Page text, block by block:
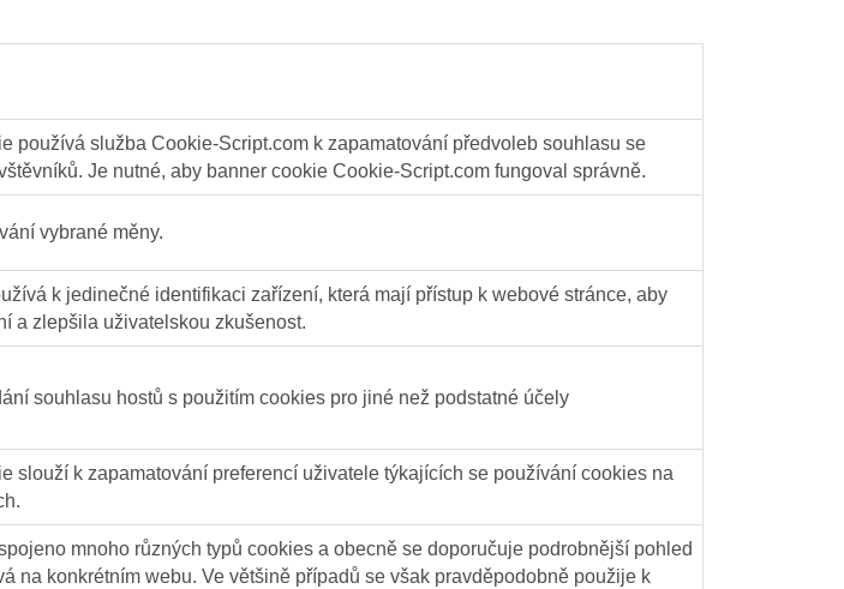
používá služba Cookie-Script.com k zapamatování předvoleb souhlasu se
Je nutné, aby banner cookie Cookie-Script.com fungoval správně.
vybrané měny.
k jedinečné identifikaci zařízení, která mají přístup k webové stránce, aby
a zlepšila uživatelskou zkušenost.
souhlasu hostů s použitím cookies pro jiné než podstatné účely
slouží k zapamatování preferencí uživatele týkajících se používání cookies na
mnoho různých typů cookies a obecně se doporučuje podrobnější pohled
na konkrétním webu. Ve většině případů se však pravděpodobně použije k